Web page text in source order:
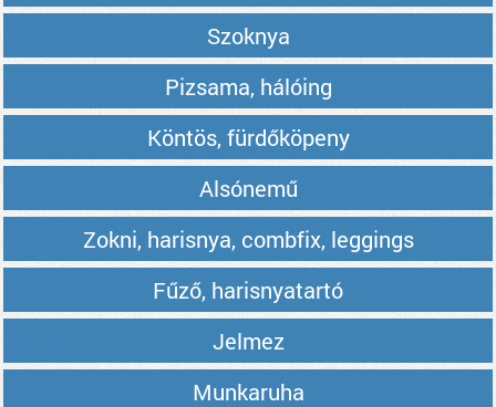
Szoknya
Pizsama, hálóing
Köntös, fürdőköpeny
Alsónemű
Zokni, harisnya, combfix, leggings
Fűző, harisnyatartó
Jelmez
Munkaruha